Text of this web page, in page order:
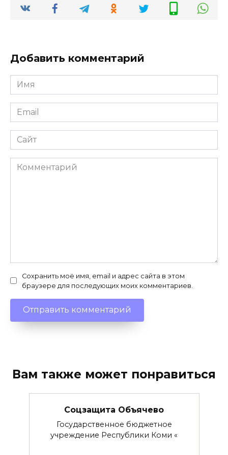
Добавить комментарий
Имя
*
Email
*
Сайт
Комментарий
Сохранить моё имя, email и адрес сайта в этом
браузере для последующих моих комментариев.
Вам также может понравиться
Соцзащита Объячево
Государственное бюджетное
учреждение Республики Коми «